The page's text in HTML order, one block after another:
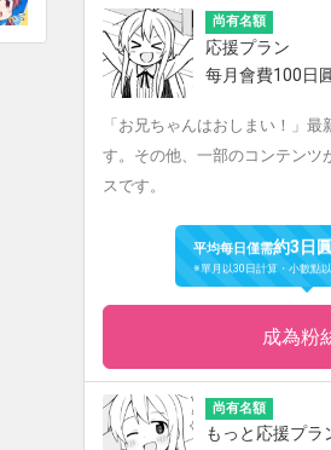
尚有名額
応援プラン
每月會費100日
「お兄ちゃんはおしまい！」最
す。その他、一部のコンテンツ
スです。
平均每日僅需約3日
※單月以30日計算・小數點
成為粉
尚有名額
もっと応援プラ